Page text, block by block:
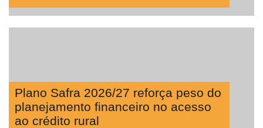
Néctar
Tecprime
Agro
Plano Safra 2026/27 reforça peso do
planejamento financeiro no acesso
ao crédito rural